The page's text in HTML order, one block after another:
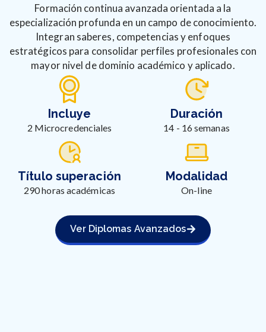
Formación continua avanzada orientada a la
especialización profunda en un campo de conocimiento.
Integran saberes, competencias y enfoques
estratégicos para consolidar perfiles profesionales con
mayor nivel de dominio académico y aplicado.
Incluye
2 Microcredenciales
Duración
14 - 16 semanas
Título superación
290 horas académicas
Modalidad
On-line
Ver Diplomas Avanzados